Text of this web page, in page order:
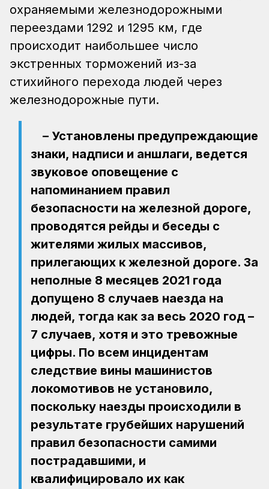
охраняемыми железнодорожными
переездами 1292 и 1295 км, где
происходит наибольшее число
экстренных торможений из-за
стихийного перехода людей через
железнодорожные пути.
– Установлены предупреждающие
знаки, надписи и аншлаги, ведется
звуковое оповещение с
напоминанием правил
безопасности на железной дороге,
проводятся рейды и беседы с
жителями жилых массивов,
прилегающих к железной дороге. За
неполные 8 месяцев 2021 года
допущено 8 случаев наезда на
людей, тогда как за весь 2020 год –
7 случаев, хотя и это тревожные
цифры. По всем инцидентам
следствие вины машинистов
локомотивов не установило,
поскольку наезды происходили в
результате грубейших нарушений
правил безопасности самими
пострадавшими, и
квалифицировало их как